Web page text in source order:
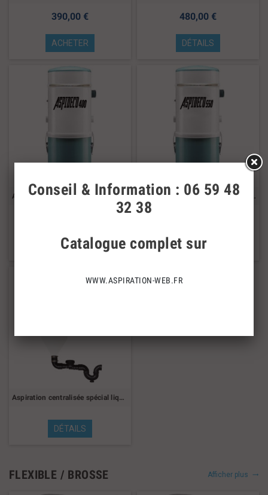
390,00 €
ACHETER
480,00 €
DÉTAILS
Aspiration centralisée Ams 400 - 1900w
ACHETER
Aspiration centralisée Ams 550 - 3200w
ACHETER
Aspiration centralisée spécial liquide 300 Ams
DÉTAILS
FLEXIBLE / BROSSE Afficher plus
Conseil & Information : 06 59 48
32 38
Catalogue complet sur
WWW.ASPIRATION-WEB.FR